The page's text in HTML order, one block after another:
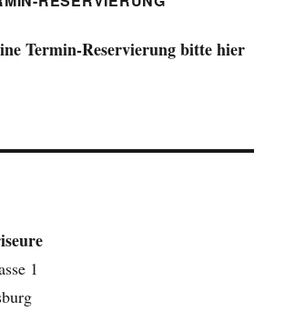
Termin-Reservierung bitte hier
1